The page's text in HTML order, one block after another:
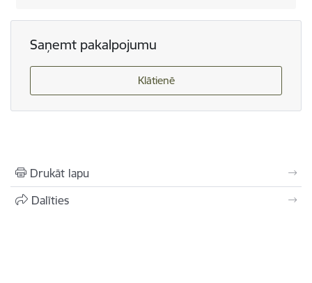
Saņemt pakalpojumu
Klātienē
Drukāt lapu
Dalīties